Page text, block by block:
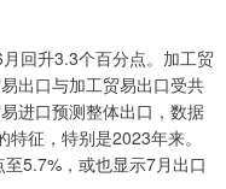
回升3.3个百分点。加工贸
出口与加工贸易出口受共
进口预测整体出口，数据
征，特别是2023年来。
5.7%，或也显示7月出口